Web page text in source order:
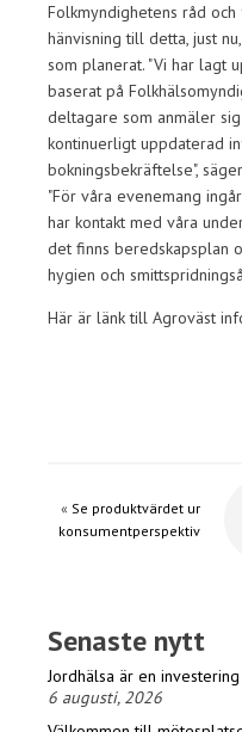
Folkmyndighetens råd
hänvisning till detta, just
som planerat. "Vi har lagt
baserat på
deltagare som anmäler
kontinuerligt uppdaterad
bokningsbekräftelse",
"För våra evenemang
har kontakt med våra
det finns beredskapsplan
hygien och
Här är länk till Agroväst
« Se produktvärdet ur
konsumentperspektiv
Senaste nytt
Jordhälsa är en
6 augusti, 2026